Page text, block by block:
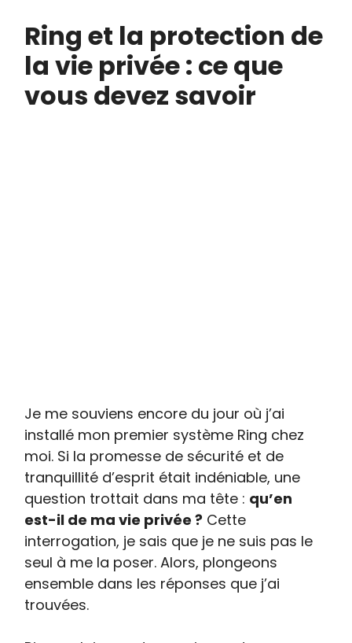
Ring et la protection de
la vie privée : ce que
vous devez savoir
Je me souviens encore du jour où j’ai
installé mon premier système Ring chez
moi. Si la promesse de sécurité et de
tranquillité d’esprit était indéniable, une
question trottait dans ma tête : qu’en
est-il de ma vie privée ? Cette
interrogation, je sais que je ne suis pas le
seul à me la poser. Alors, plongeons
ensemble dans les réponses que j’ai
trouvées.